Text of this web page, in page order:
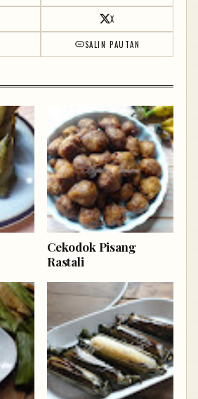
X
SALIN PAUTAN
Cekodok Pisang
Rastali